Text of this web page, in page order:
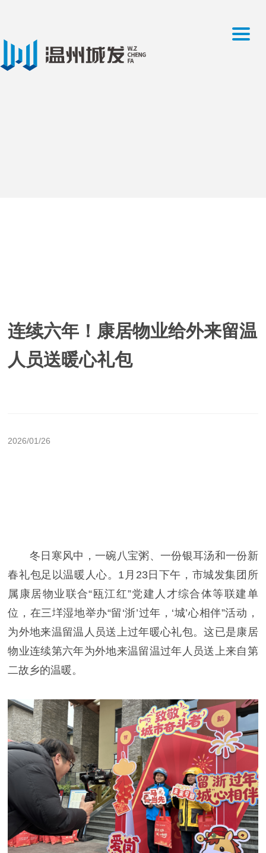
连续六年！康居物业给外来留温
人员送暖心礼包
2026/01/26
冬日寒风中，一碗八宝粥、一份银耳汤和一份新
春礼包足以温暖人心。1月23日下午，市城发集团所
属康居物业联合“瓯江红”党建人才综合体等联建单
位，在三垟湿地举办“留‘浙’过年，‘城’心相伴”活动，
为外地来温留温人员送上过年暖心礼包。这已是康居
物业连续第六年为外地来温留温过年人员送上来自第
二故乡的温暖。